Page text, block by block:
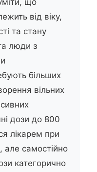
від віку,
та стану
люди з
більших
вільних
дози до 800
лікарем при
але самостійно
категорично